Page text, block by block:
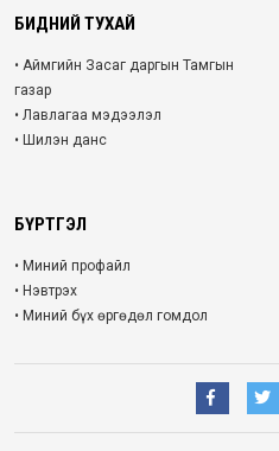
БИДНИЙ ТУХАЙ
• Аймгийн Засаг даргын Тамгын
газар
• Лавлагаа мэдээлэл
• Шилэн данс
БҮРТГЭЛ
• Миний профайл
• Нэвтрэх
• Миний бүх өргөдөл гомдол